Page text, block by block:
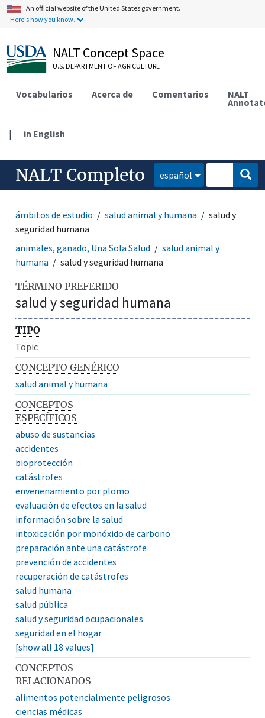
An official website of the United States government.
Here's how you know.
NALT Concept Space
U.S. DEPARTMENT OF AGRICULTURE
Vocabularios Acerca de Comentarios NALT
| in English
NALT Completo español
ámbitos de estudio salud animal y humana
salud y
seguridad humana
animales, ganado, Una Sola Salud
salud animal y
humana
salud y seguridad humana
TÉRMINO PREFERIDO
salud y seguridad humana
TIPO
Topic
CONCEPTO GENÉRICO
salud animal y humana
CONCEPTOS
ESPECÍFICOS
abuso de sustancias
accidentes
bioprotección
catástrofes
envenenamiento por plomo
evaluación de efectos en la salud
información sobre la salud
intoxicación por monóxido de carbono
preparación ante una catástrofe
prevención de accidentes
recuperación de catástrofes
salud humana
salud pública
salud y seguridad ocupacionales
seguridad en el hogar
[show all 18 values]
CONCEPTOS
RELACIONADOS
alimentos potencialmente peligrosos
ciencias médicas